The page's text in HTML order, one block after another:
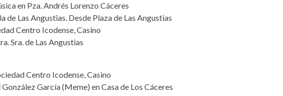
en Pza. Andrés Lorenzo Cáceres
de Las Angustias. Desde Plaza de Las Angustias
Centro Icodense, Casino
Sra. de Las Angustias
Centro Icodense, Casino
García (Meme) en Casa de Los Cáceres